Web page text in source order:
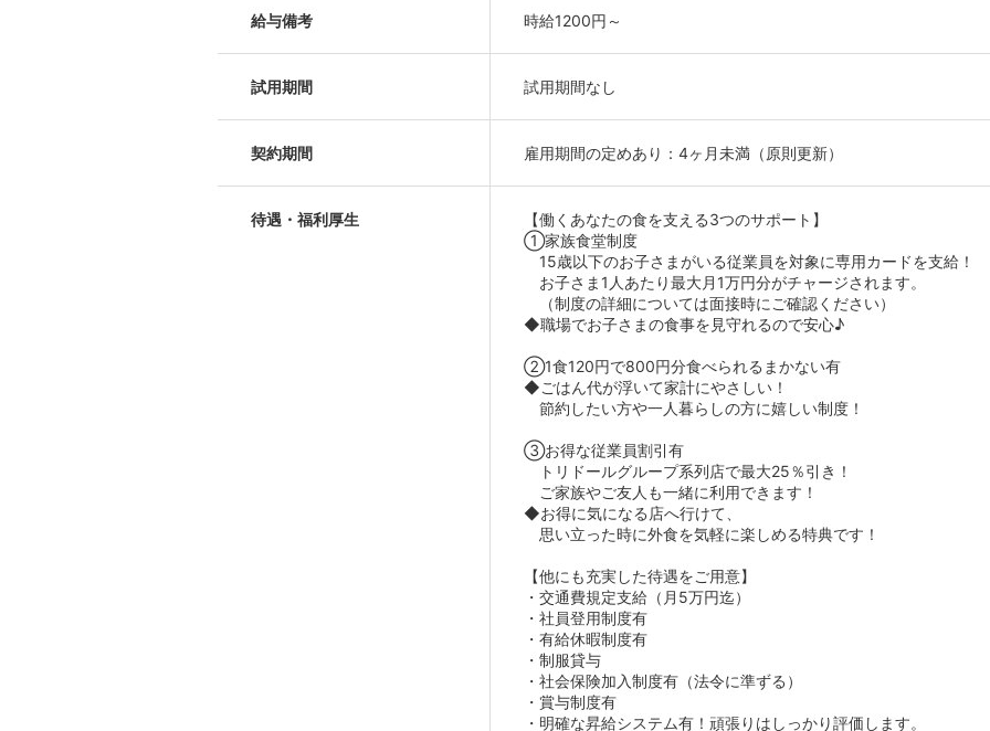
給与備考 時給1200円～
試用期間 試用期間なし
契約期間 雇用期間の定めあり：4ヶ月未満（原則更新）
待遇・福利厚生
【働くあなたの食を支える3つのサポート】
①家族食堂制度
15歳以下のお子さまがいる従業員を対象に専用カードを支給！
お子さま1人あたり最大月1万円分がチャージされます。
（制度の詳細については面接時にご確認ください）
◆職場でお子さまの食事を見守れるので安心♪
②1食120円で800円分食べられるまかない有
◆ごはん代が浮いて家計にやさしい！
節約したい方や一人暮らしの方に嬉しい制度！
③お得な従業員割引有
トリドールグループ系列店で最大25％引き！
ご家族やご友人も一緒に利用できます！
◆お得に気になる店へ行けて、
思い立った時に外食を気軽に楽しめる特典です！
【他にも充実した待遇をご用意】
・交通費規定支給（月5万円迄）
・社員登用制度有
・有給休暇制度有
・制服貸与
・社会保険加入制度有（法令に準ずる）
・賞与制度有
・明確な昇給システム有！頑張りはしっかり評価します。